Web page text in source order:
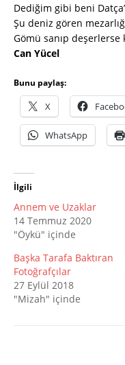
Dediğim gibi beni
Şu deniz gören
Gömü sanıp deşerlerse
Can Yücel
Bunu paylaş:
X
WhatsApp
İlgili
Annem ve Uzaklar
14 Temmuz 2020
"Öykü" içinde
Başka Tarafa Baktıran
Fotoğrafçılar
27 Eylül 2018
"Mizah" içinde